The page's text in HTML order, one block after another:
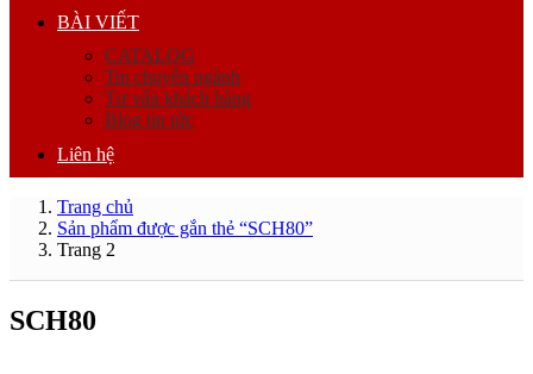
BÀI VIẾT
CATALOG
Tin chuyên ngành
Tư vấn khách hàng
Blog tin tức
Liên hệ
Trang chủ
Sản phẩm được gắn thẻ “SCH80”
Trang 2
SCH80